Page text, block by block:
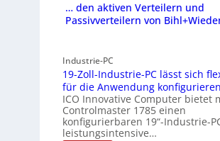
… den aktiven Verteilern und
Passivverteilern von
Industrie-PC
19-Zoll-Industrie-PC lässt sich
für die Anwendung konfigurieren
ICO Innovative Computer bietet
Controlmaster 1785 einen
konfigurierbaren 19“-Industrie-
leistungsintensive…